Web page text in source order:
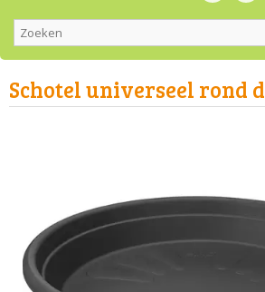
Schotel universeel rond